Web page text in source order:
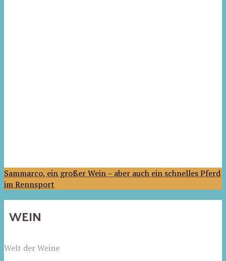
Sammarco, ein großer Wein – aber auch ein schnelles Pferd
im Rennsport
WEIN
Welt der Weine